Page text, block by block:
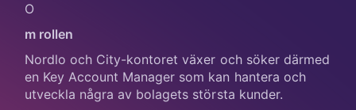
O
m rollen
Nordlo och City-kontoret växer och söker därmed
en Key Account Manager som kan hantera och
utveckla några av bolagets största kunder.